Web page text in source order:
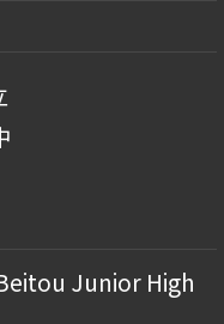
Junior High